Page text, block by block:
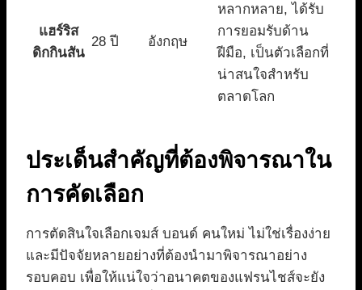
แฮร์ริส
ดิกกินสัน
28 ปี อังกฤษ
หลากหลาย, ได้รับ
การยอมรับด้าน
ฝีมือ, เป็นตัวเลือกที่
น่าสนใจสำหรับ
ตลาดโลก
ประเด็นสำคัญที่ต้องพิจารณาใน
การคัดเลือก
การตัดสินใจเลือกเจมส์ บอนด์ คนใหม่ ไม่ใช่เรื่องง่าย
และมีปัจจัยหลายอย่างที่ต้องนำมาพิจารณาอย่าง
รอบคอบ เพื่อให้แน่ใจว่าอนาคตของแฟรนไชส์จะยัง